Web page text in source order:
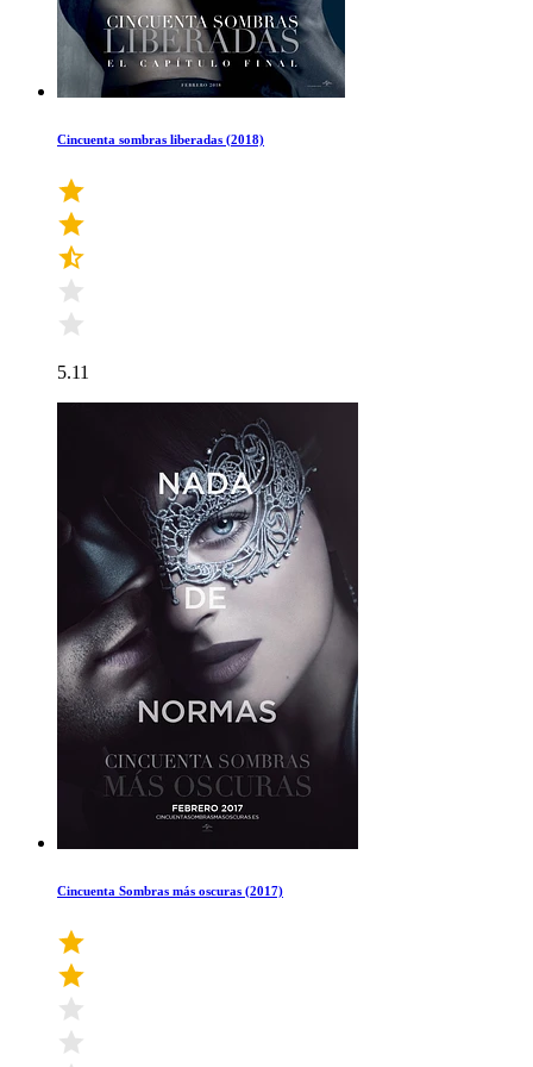
Cincuenta sombras liberadas (2018)
5.11
Cincuenta Sombras más oscuras (2017)